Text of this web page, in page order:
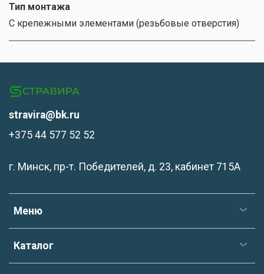
Тип монтажа
С крепежными элементами (резьбовые отверстия)
Меню
Каталог
stravira@bk.ru
+375 44 577 52 52
г. Минск, пр-т. Победителей, д. 23, кабинет 715А